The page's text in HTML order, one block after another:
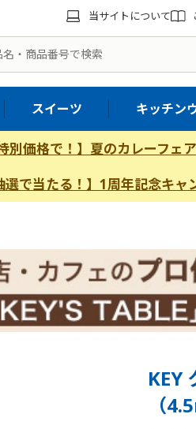
当サイトについて
スイーツ キッチン
別価格で！】夏のカレーフェア
選で当たる！】1周年記念キャ
KEY
（